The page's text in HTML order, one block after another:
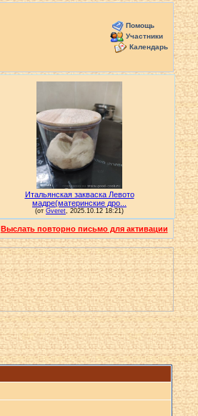
Помощь
Участники
Календарь
Выслать повторно письмо для активации